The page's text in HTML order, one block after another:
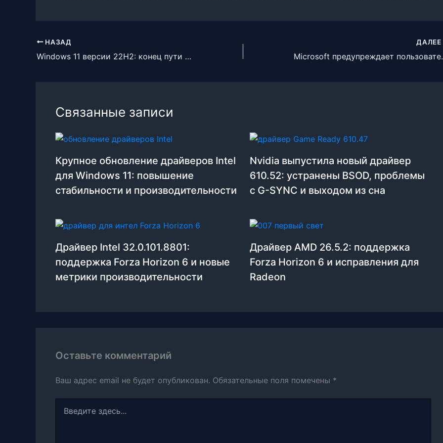
НАЗАД
Windows 11 версии 22H2: конец пути для неподдерживаемых ПК?
ДАЛЕЕ
Microsoft
Связанные записи
Крупное обновление драйверов Intel
для Windows 11: повышение
стабильности и производительности
Nvidia выпустила новый драйвер
610.52: устранены BSOD, проблемы
с G-SYNC и выходом из сна
Драйвер Intel 32.0.101.8801:
поддержка Forza Horizon 6 и новые
метрики производительности
Драйвер AMD 26.5.2: поддержка
Forza Horizon 6 и исправления для
Radeon
Оставьте комментарий
Ваш адрес email не будет опубликован. Обязательные поля помечены *
здесь...